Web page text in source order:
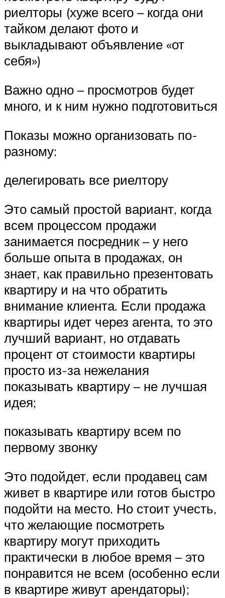
риелторы (хуже всего – когда они
тайком делают фото и
выкладывают объявление «от
себя»)
Важно одно – просмотров будет
много, и к ним нужно подготовиться
Показы можно организовать по-
разному:
делегировать все риелтору
Это самый простой вариант, когда
всем процессом продажи
занимается посредник – у него
больше опыта в продажах, он
знает, как правильно презентовать
квартиру и на что обратить
внимание клиента. Если продажа
квартиры идет через агента, то это
лучший вариант, но отдавать
процент от стоимости квартиры
просто из-за нежелания
показывать квартиру – не лучшая
идея;
показывать квартиру всем по
первому звонку
Это подойдет, если продавец сам
живет в квартире или готов быстро
подойти на место. Но стоит учесть,
что желающие посмотреть
квартиру могут приходить
практически в любое время – это
понравится не всем (особенно если
в квартире живут арендаторы);